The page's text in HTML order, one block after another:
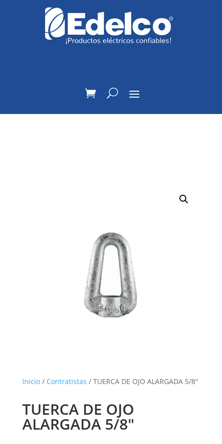
Inicio/ Contratistas / TUERCA DE OJO ALARGADA 5/8″
TUERCA DE OJO
ALARGADA 5/8″